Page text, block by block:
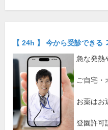
【 24h 】 今から受診できる
急な発熱
ご自宅・
お薬はお
登園許可